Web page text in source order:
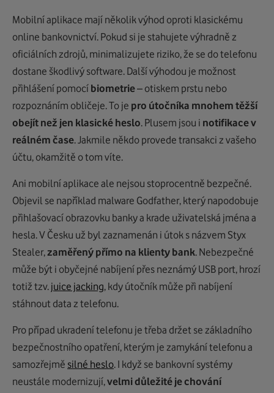
Mobilní aplikace mají několik výhod oproti klasickému
online bankovnictví. Pokud si je stahujete výhradně z
oficiálních zdrojů, minimalizujete riziko, že se do telefonu
dostane škodlivý software. Další výhodou je možnost
přihlášení pomocí biometrie– otiskem prstu nebo
rozpoznáním obličeje. To je pro útočníka mnohem těžší
obejít než jen klasické heslo. Plusem jsou i notifikace v
reálném čase. Jakmile někdo provede transakci z vašeho
účtu, okamžitě o tom víte.
Ani mobilní aplikace ale nejsou stoprocentně bezpečné.
Objevil se například malware Godfather, který napodobuje
přihlašovací obrazovku banky a krade uživatelská jména a
hesla. V Česku už byl zaznamenán i útok s názvem Styx
Stealer,zaměřený přímo na klienty bank. Nebezpečné
může být i obyčejné nabíjení přes neznámý USB port, hrozí
totiž tzv. juice jacking, kdy útočník může při nabíjení
stáhnout data z telefonu.
Pro případ ukradení telefonu je třeba držet se základního
bezpečnostního opatření, kterým je zamykání telefonu a
samozřejmě silné heslo. I když se bankovní systémy
neustále modernizují,velmi důležité je chování